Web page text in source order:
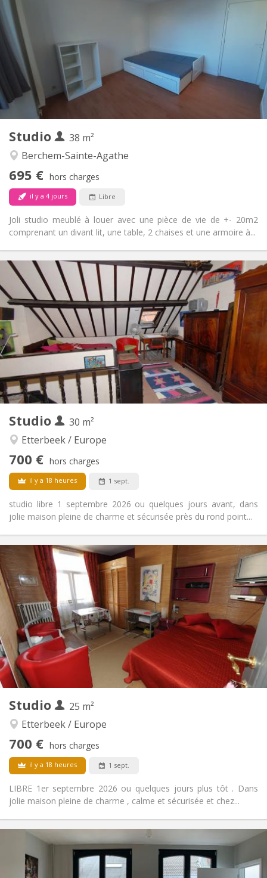
Studio
38 m²
Berchem-Sainte-Agathe
695 € hors charges
il y a 4 jours Libre
Joli studio meublé à louer avec une pièce de vie de +- 20m2
comprenant un divant lit, une table, 2 chaises et une armoire à...
Loyer:
695 €
Charges:
50 €
12 mois
Domiciliation:
Aménagement
Salle de bain:
Privée
Privée (pièce distincte)
Studieuse, chaleureuse, calme
Studio
30 m²
Etterbeek / Europe
700 € hors charges
il y a 18 heures 1 sept.
studio libre 1 septembre 2026 ou quelques jours avant, dans
jolie maison pleine de charme et sécurisée près du rond point...
Infos Pratiques
Loyer:
700 €
Charges:
175 €
Durée:
12 mois, 11 mois, 10 mois, 5-6 mois
Domiciliation:
Acceptée
Aménagement
Salle de bain:
Privée
Cuisine:
Privée (pièce distincte)
Superficie:
30 m
2
Pièces privées:
3
Chaleureuse, studieuse, calme
Studio
25 m²
Etterbeek / Europe
700 € hors charges
il y a 18 heures 1 sept.
LIBRE 1er septembre 2026 ou quelques jours plus tôt . Dans
jolie maison pleine de charme , calme et sécurisée et chez...
Infos Pratiques
Loyer:
700 €
Charges:
175 €
Durée:
12 mois
Domiciliation:
Acceptée
Aménagement
Salle de bain:
Privée
Cuisine:
Privée (pièce distincte)
Superficie:
25 m
Pièces privées:
2
Chaleureuse, studieuse, calme
Infos Pratiques
Loyer:
700 €
Charges:
125 €